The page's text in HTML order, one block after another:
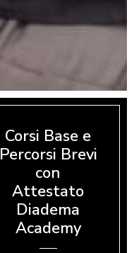
Corsi Base e
Percorsi Brevi
con
Attestato
Diadema
Academy